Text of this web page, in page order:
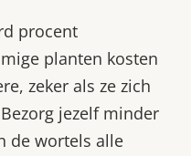
procent
planten kosten
zeker als ze zich
jezelf minder
de wortels alle